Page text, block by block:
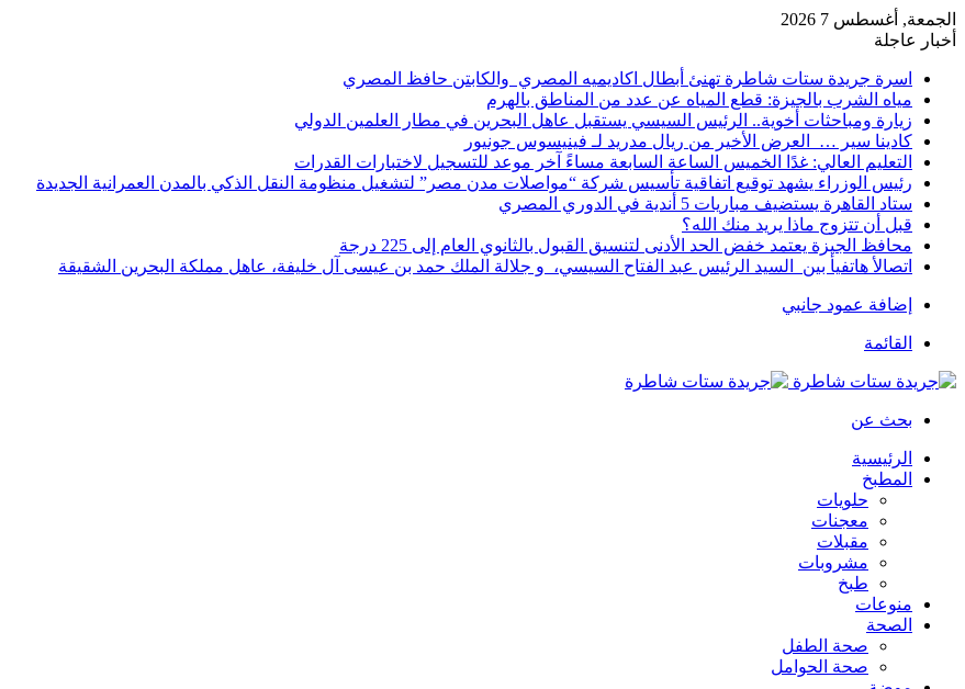
الجمعة, أغسطس 7 2026
أخبار عاجلة
اسرة جريدة ستات شاطرة تهنئ أبطال اكاديميه المصري والكابتن حافظ المصري
مياه الشرب بالجيزة: قطع المياه عن عدد من المناطق بالهرم
زيارة ومباحثات أخوية.. الرئيس السيسي يستقبل عاهل البحرين في مطار العلمين الدولي
كادينا سير … العرض الأخير من ريال مدريد لـ فينيسوس جونيور
التعليم العالي: غدًا الخميس الساعة السابعة مساءً آخر موعد للتسجيل لاختبارات القدرات
رئيس الوزراء يشهد توقيع اتفاقية تأسيس شركة “مواصلات مدن مصر” لتشغيل منظومة النقل الذكي بالمدن العمرانية الجديدة
ستاد القاهرة يستضيف مباريات 5 أندية في الدوري المصري
قبل أن تتزوج ماذا يريد منك الله؟
محافظ الجيزة يعتمد خفض الحد الأدنى لتنسيق القبول بالثانوي العام إلى 225 درجة
اتصالأ هاتفيأ بين السيد الرئيس عبد الفتاح السيسي، و جلالة الملك حمد بن عيسى آل خليفة، عاهل مملكة البحرين الشقيقة
إضافة عمود جانبي
القائمة
بحث عن
الرئيسية
المطبخ
حلويات
معجنات
مقبلات
مشروبات
طبخ
منوعات
الصحة
صحة الطفل
صحة الحوامل